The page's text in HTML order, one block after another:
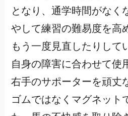
となり、通学時間がなく
やして練習の難易度を高
もう一度見直したりして
自身の障害に合わせて使
右手のサポーターを頑丈
ゴムではなくマグネット